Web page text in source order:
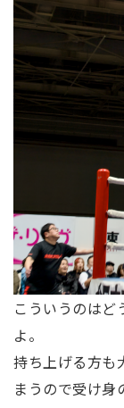
こういうのはど
よ。
持ち上げる方も
まうので受け身